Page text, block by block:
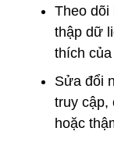
Theo dõi
thập dữ
thích của
Sửa đổi
truy cập,
hoặc